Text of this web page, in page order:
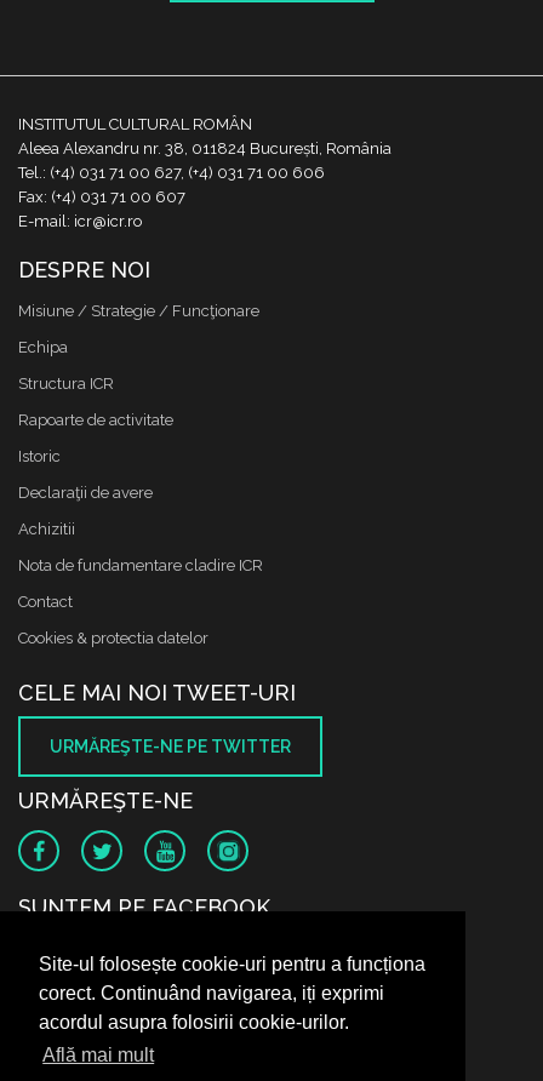
Site-ul folosește cookie-uri pentru a funcționa
corect. Continuând navigarea, iți exprimi
acordul asupra folosirii cookie-urilor.
Află mai mult
INSTITUTUL CULTURAL ROMÂN
Aleea Alexandru nr. 38, 011824 București, România
Tel.: (+4) 031 71 00 627, (+4) 031 71 00 606
Fax: (+4) 031 71 00 607
E-mail: icr@icr.ro
DESPRE NOI
Misiune / Strategie / Funcţionare
Echipa
Structura ICR
Rapoarte de activitate
Istoric
Declaraţii de avere
Achizitii
Nota de fundamentare cladire ICR
Contact
Cookies & protectia datelor
CELE MAI NOI TWEET-URI
URMĂREŞTE-NE PE TWITTER
URMĂREŞTE-NE
SUNTEM PE FACEBOOK